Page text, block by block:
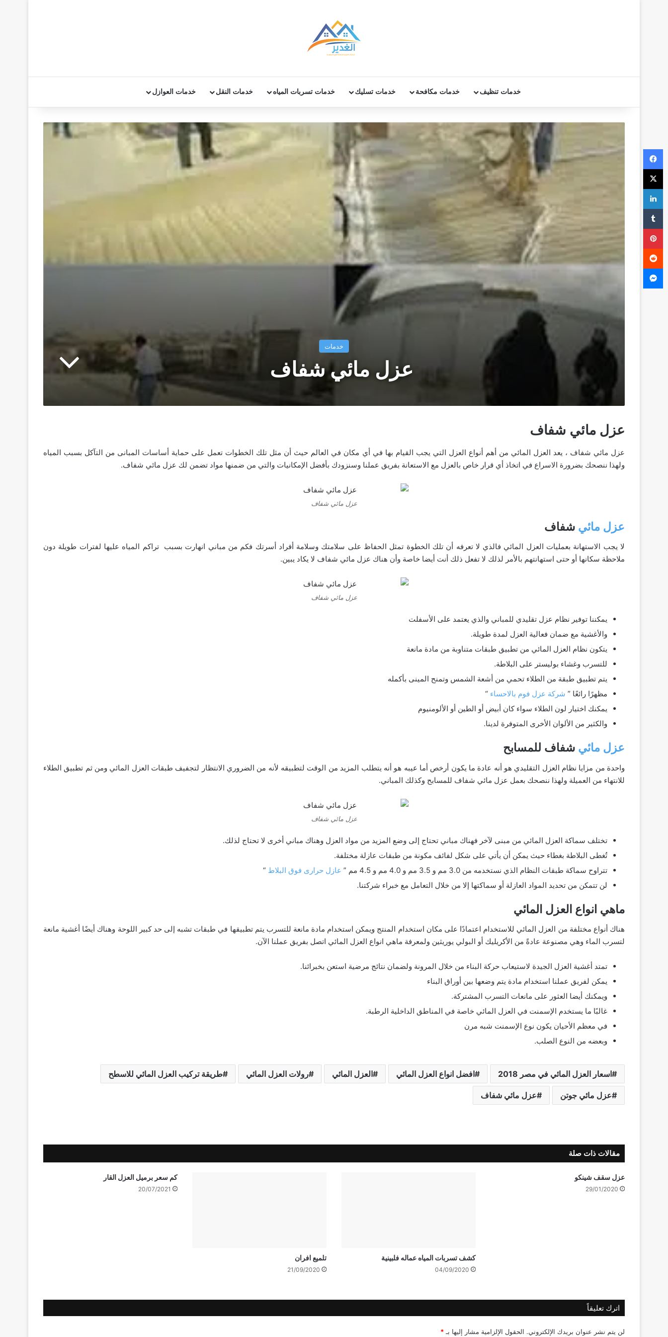
خدمات تنظيف خدمات مكافحة خدمات تسليك خدمات تسربات المياه خدمات النقل خدمات العوازل
خدمات
عزل مائي شفاف
عزل مائي شفاف
عزل مائي شفاف ، يعد العزل المائي من أهم أنواع العزل التي يجب القيام بها في أي مكان في العالم حيث أن مثل تلك الخطوات تعمل على حماية أساسات المبانى من التآكل بسبب المياه
ولهذا ننصحك بضرورة الاسراع في اتخاذ أي قرار خاص بالعزل مع الاستعانة بفريق عملنا وسنزودك بأفضل الإمكانيات والتي من ضمنها مواد تضمن لك عزل مائي شفاف.
عزل مائي شفاف
عزل مائي شفاف
لا يجب الاستهانة بعمليات العزل المائي فالذي لا تعرفه أن تلك الخطوة تمثل الحفاظ على سلامتك وسلامة أفراد أسرتك فكم من مباني انهارت بسبب تراكم المياه عليها لفترات طويلة دون
ملاحظة سكانها أو حتى استهانتهم بالأمر لذلك لا تفعل ذلك أنت أيضا خاصة وأن هناك عزل مائي شفاف لا يكاد يبين.
عزل مائي شفاف
يمكننا توفير نظام عزل تقليدي للمباني والذي يعتمد على الأسفلت
والأغشية مع ضمان فعالية العزل لمدة طويلة.
يتكون نظام العزل المائي من تطبيق طبقات متناوبة من مادة مانعة
للتسرب وغشاء بوليستر على البلاطة.
يتم تطبيق طبقة من الطلاء تحمي من أشعة الشمس وتمنح المينى بأكمله
مظهرًا رائعًا ” شركة عزل فوم بالاحساء “
يمكنك اختيار لون الطلاء سواء كان أبيض أو الطين أو الألومنيوم
والكثير من الألوان الأخرى المتوفرة لدينا.
عزل مائي شفاف للمسابح
واحدة من مزايا نظام العزل التقليدي هو أنه عادة ما يكون أرخص أما عيبه هو أنه يتطلب المزيد من الوقت لتطبيقه لأنه من الضروري الانتظار لتجفيف طبقات العزل المائي ومن ثم تطبيق الطلاء
للانتهاء من العميلة ولهذا ننصحك بعمل عزل مائي شفاف للمسابح وكذلك المباني.
عزل مائي شفاف
تختلف سماكة العزل المائي من مبنى لآخر فهناك مباني تحتاج إلى وضع المزيد من مواد العزل وهناك مباني أخرى لا تحتاج لذلك.
تُغطى البلاطة بغطاء حيث يمكن أن يأتي على شكل لفائف مكونة من طبقات عازلة مختلفة.
تتراوح سماكة طبقات النظام الذي نستخدمه من 3.0 مم و 3.5 مم و 4.0 مم و 4.5 مم ”
عازل حرارى فوق البلاط “
لن تتمكن من تحديد المواد العازلة أو سماكتها إلا من خلال التعامل مع خبراء شركتنا.
ماهي انواع العزل المائي
هناك أنواع مختلفة من العزل المائي للاستخدام اعتمادًا على مكان استخدام المنتج ويمكن استخدام مادة مانعة للتسرب يتم تطبيقها في طبقات تشبه إلى حد كبير اللوحة وهناك أيضًا أغشية مانعة
لتسرب الماء وهي مصنوعة عادةً من الأكريليك أو البولي يوريثين ولمعرفة ماهي انواع العزل المائي اتصل بفريق عملنا الآن.
تمتد أغشية العزل الجيدة لاستيعاب حركة البناء من خلال المرونة ولضمان نتائج مرضية استعن بخبرائنا.
يمكن لفريق عملنا استخدام مادة يتم وضعها بين أوراق البناء
ويمكنك أيضا العثور على مانعات التسرب المشتركة.
غالبًا ما يستخدم الإسمنت في العزل المائي خاصة في المناطق الداخلية الرطبة.
في معظم الأحيان يكون نوع الإسمنت شبه مرن
وبعضه من النوع الصلب.
اسعار العزل المائي في مصر 2018 افضل انواع العزل المائي العزل المائي رولات العزل المائي طريقة تركيب العزل المائي للاسطح
عزل مائي جوتن عزل مائي شفاف
مقالات ذات صلة
عزل سقف شينكو
29/01/2020
كشف تسربات المياه عماله فلبينية
04/09/2020
تلميع افران
21/09/2020
كم سعر برميل العزل القار
20/07/2021
اترك تعليقاً
لن يتم نشر عنوان بريدك الإلكتروني. الحقول الإلزامية مشار إليها بـ *
فيسبوك